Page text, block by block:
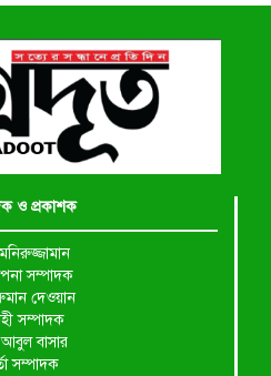
ও প্রকাশক
সম্পাদক
দেওয়ান
সম্পাদক
বাসার
সম্পাদক